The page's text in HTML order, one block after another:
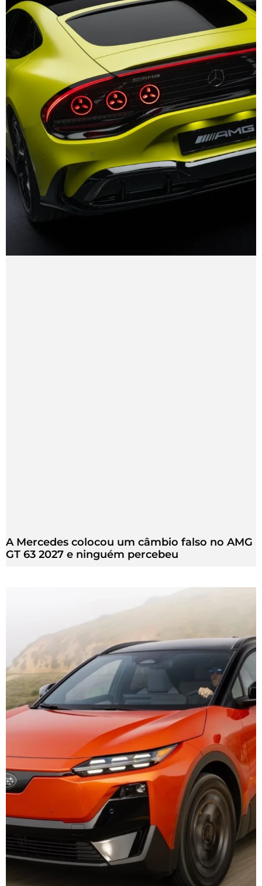
A Mercedes colocou um câmbio falso no AMG
GT 63 2027 e ninguém percebeu